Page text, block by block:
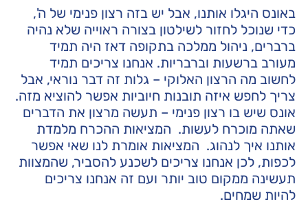
באונס היגלו אותנו, אבל יש בזה רצון פנימי של ה',
כדי שנוכל לחזור לשילטון בצורה ראוייה שלא נהיה
ברברים, ניהול ממלכה בתקופה דאז היה תמיד
מעורב ברשעות וברבריות. אנחנו צריכים תמיד
לחשוב מה הרצון האלוקי – גלות זה דבר נוראי, אבל
צריך לחפש איזה תובנות חיוביות אפשר להוציא מזה.
אונס שיש בו רצון פנימי – תעשה מרצון את הדברים
שאתה מוכרח לעשות. המציאות ההכרח מלמדת
אותנו איך לנהוג. המציאות אומרת לנו שאי אפשר
לכפות, לכן אנחנו צריכים לשכנע להסביר, שהמצוות
תעשינה ממקום טוב יותר ועם זה אנחנו צריכים
להיות שמחים.